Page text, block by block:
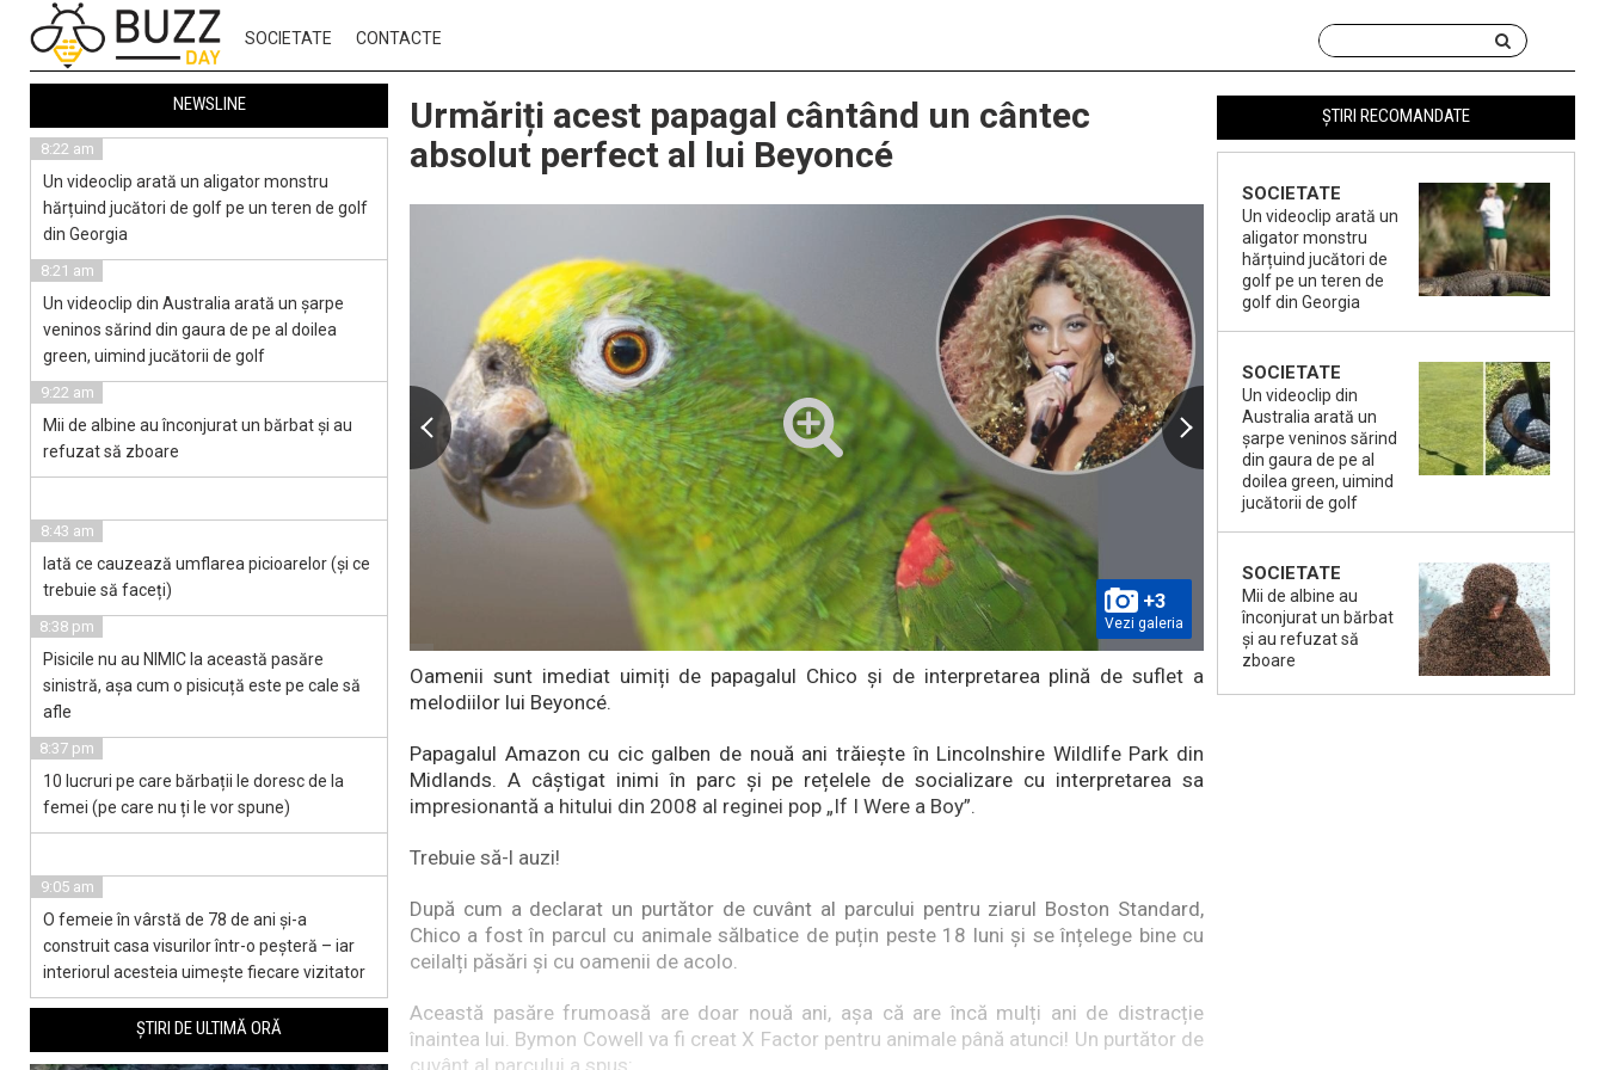
SOCIETATE CONTACTE
Urmăriți acest papagal cântând un cântec
absolut perfect al lui Beyoncé
+3
Vezi galeria
Oamenii sunt imediat uimiți de papagalul Chico și de interpretarea plină de suflet a
melodiilor lui Beyoncé.
Papagalul Amazon cu cic galben de nouă ani trăiește în Lincolnshire Wildlife Park din
Midlands. A câștigat inimi în parc și pe rețelele de socializare cu interpretarea sa
impresionantă a hitului din 2008 al reginei pop „If I Were a Boy”.
Trebuie să-l auzi!
După cum a declarat un purtător de cuvânt al parcului pentru ziarul Boston Standard,
Chico a fost în parcul cu animale sălbatice de puțin peste 18 luni și se înțelege bine cu
ceilalți păsări și cu oamenii de acolo.
Această pasăre frumoasă are doar nouă ani, așa că are încă mulți ani de distracție
înaintea lui. Bymon Cowell va fi creat X Factor pentru animale până atunci! Un purtător de
ȘTIRI RECOMANDATE
SOCIETATE
Un videoclip arată un
aligator monstru
hărțuind jucători de
golf pe un teren de
golf din Georgia
SOCIETATE
Un videoclip din
Australia arată un
șarpe veninos sărind
din gaura de pe al
doilea green, uimind
jucătorii de golf
SOCIETATE
Mii de albine au
înconjurat un bărbat
și au refuzat să
zboare
NEWSLINE
8:22 am
Un videoclip arată un aligator monstru
hărțuind jucători de golf pe un teren de golf
din Georgia
8:21 am
Un videoclip din Australia arată un șarpe
veninos sărind din gaura de pe al doilea
green, uimind jucătorii de golf
9:22 am
Mii de albine au înconjurat un bărbat și au
refuzat să zboare
8:43 am
Iată ce cauzează umflarea picioarelor (și ce
trebuie să faceți)
8:38 pm
Pisicile nu au NIMIC la această pasăre
sinistră, așa cum o pisicuță este pe cale să
afle
8:37 pm
10 lucruri pe care bărbații le doresc de la
femei (pe care nu ți le vor spune)
9:05 am
O femeie în vârstă de 78 de ani și-a
construit casa visurilor într-o peșteră – iar
interiorul acesteia uimește fiecare vizitator
ȘTIRI DE ULTIMĂ ORĂ